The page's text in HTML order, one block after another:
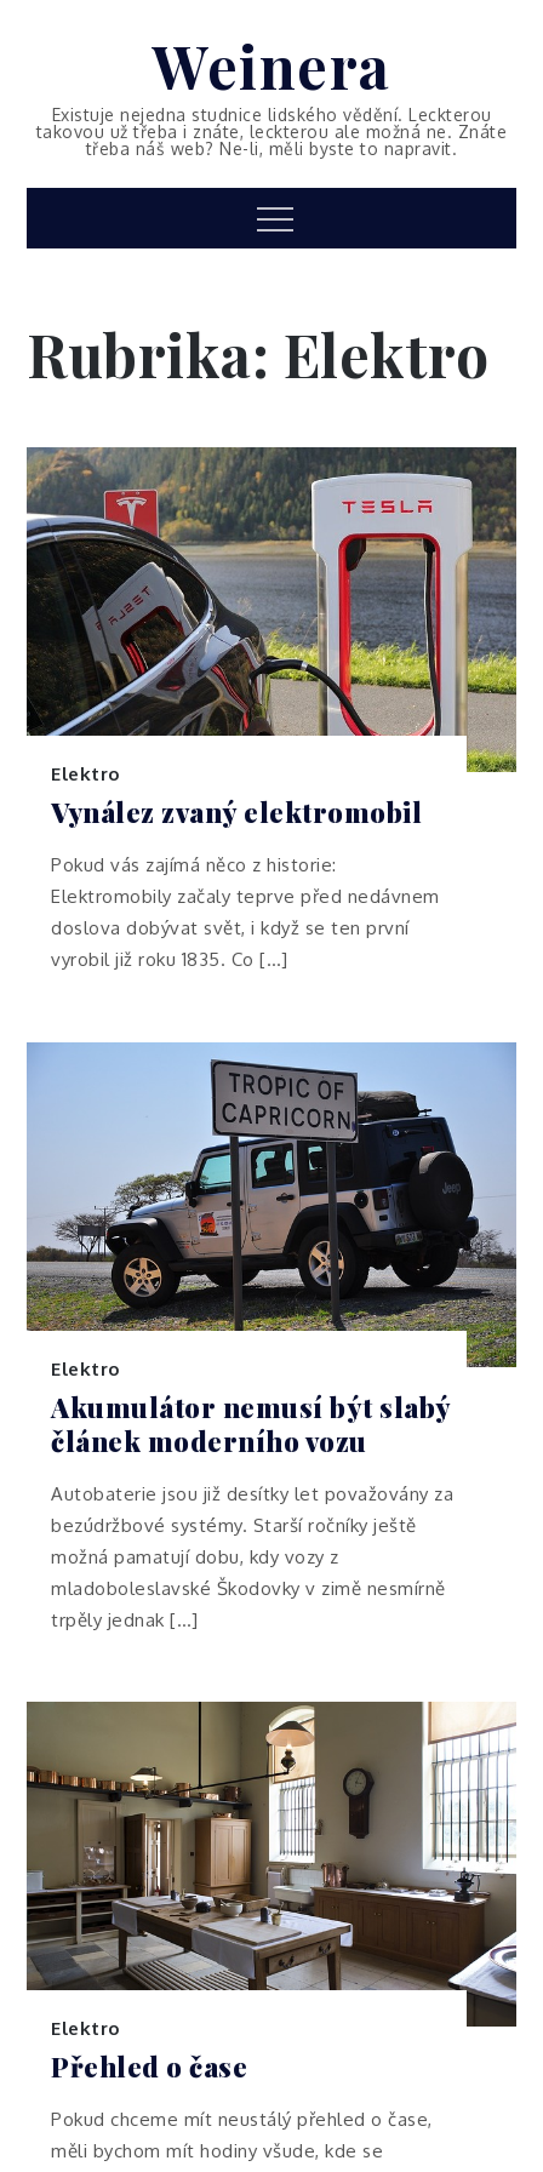
Weinera
Existuje nejedna studnice lidského vědění. Leckterou
takovou už třeba i znáte, leckterou ale možná ne. Znáte
třeba náš web? Ne-li, měli byste to napravit.
Menu
Rubrika: Elektro
Elektro
Vynález zvaný elektromobil
Pokud vás zajímá něco z historie:
Elektromobily začaly teprve před nedávnem
doslova dobývat svět, i když se ten první
vyrobil již roku 1835. Co […]
Elektro
Akumulátor nemusí být slabý
článek moderního vozu
Autobaterie jsou již desítky let považovány za
bezúdržbové systémy. Starší ročníky ještě
možná pamatují dobu, kdy vozy z
mladoboleslavské Škodovky v zimě nesmírně
trpěly jednak […]
Elektro
Přehled o čase
Pokud chceme mít neustálý přehled o čase,
měli bychom mít hodiny všude, kde se